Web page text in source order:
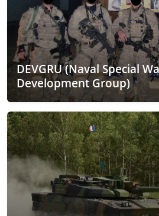
DEVGRU (Naval Special
Development Group)